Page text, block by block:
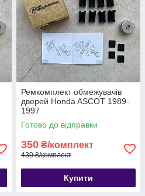
Ремкомплект обмежувачів
дверей Honda ASCOT 1989-
1997
Готово до відправки
350 ₴/комплект
430 ₴/комплект
Купити